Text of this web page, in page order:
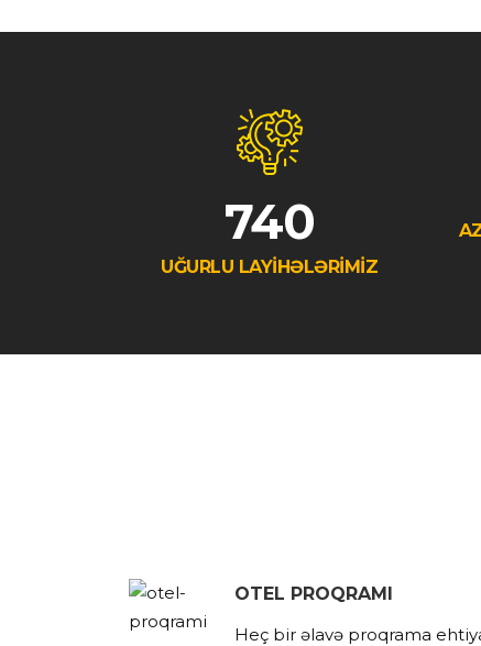
740
UĞURLU LAYİHƏLƏRİMİZ
OTEL PROQRAMI
Heç bir əlavə proqrama